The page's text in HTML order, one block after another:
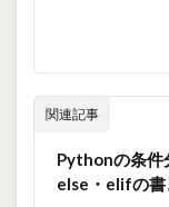
関連記事
Pythonの条件
else・elifの書